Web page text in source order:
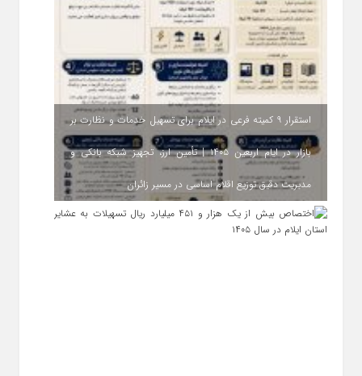
استقرار ۹ کمیته فرعی در ایلام برای تسهیل خدمات و نظارت بر
بازار در ایام اربعین ۱۴۰۵ | تأمین ارز، تجهیز شبکه بانکی و
مدیریت دقیق توزیع اقلام اساسی در مسیر زائران